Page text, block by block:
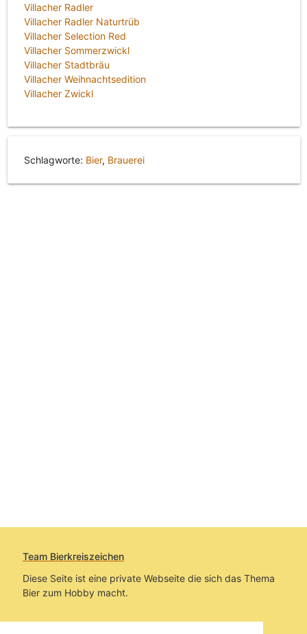
Villacher Radler
Villacher Radler Naturtrüb
Villacher Selection Red
Villacher Sommerzwickl
Villacher Stadtbräu
Villacher Weihnachtsedition
Villacher Zwickl
Schlagworte: Bier, Brauerei
Team Bierkreiszeichen
Diese Seite ist eine private Webseite die sich das Thema
Bier zum Hobby macht.